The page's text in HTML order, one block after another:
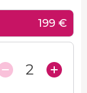
199 €
2